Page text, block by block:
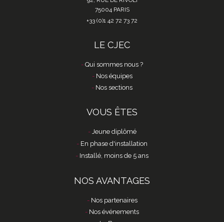
75004 PARIS
+33 (0)1 42 72 73 72
LE CJEC
Qui sommes nous ?
Nos équipes
Nos sections
VOUS ÊTES
Jeune diplômé
En phase d'installation
Installé, moins de 5 ans
NOS AVANTAGES
Nos partenaires
Nos événements